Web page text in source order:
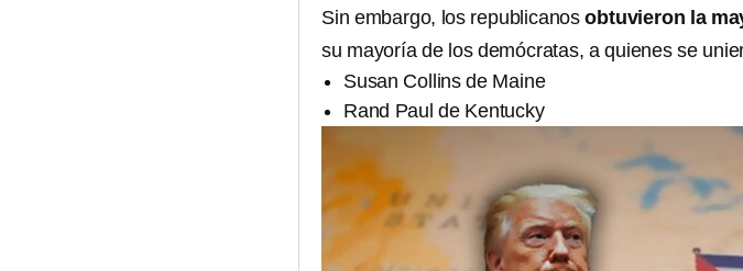
Sin embargo, los republicanosobtuvieron la
su mayoría de los demócratas, a quienes se
Susan Collins de Maine
Rand Paul de Kentucky